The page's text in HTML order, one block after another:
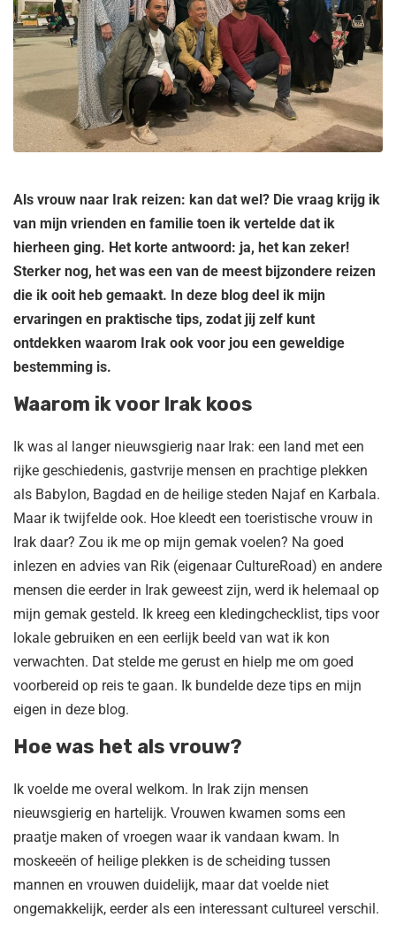
Als vrouw naar Irak reizen: kan dat wel? Die vraag krijg ik
van mijn vrienden en familie toen ik vertelde dat ik
hierheen ging. Het korte antwoord: ja, het kan zeker!
Sterker nog, het was een van de meest bijzondere reizen
die ik ooit heb gemaakt. In deze blog deel ik mijn
ervaringen en praktische tips, zodat jij zelf kunt
ontdekken waarom Irak ook voor jou een geweldige
bestemming is.
Waarom ik voor Irak koos
Ik was al langer nieuwsgierig naar Irak: een land met een
rijke geschiedenis, gastvrije mensen en prachtige plekken
als Babylon, Bagdad en de heilige steden Najaf en Karbala.
Maar ik twijfelde ook. Hoe kleedt een toeristische vrouw in
Irak daar? Zou ik me op mijn gemak voelen? Na goed
inlezen en advies van Rik (eigenaar CultureRoad) en andere
mensen die eerder in Irak geweest zijn, werd ik helemaal op
mijn gemak gesteld. Ik kreeg een kledingchecklist, tips voor
lokale gebruiken en een eerlijk beeld van wat ik kon
verwachten. Dat stelde me gerust en hielp me om goed
voorbereid op reis te gaan. Ik bundelde deze tips en mijn
eigen in deze blog.
Hoe was het als vrouw?
Ik voelde me overal welkom. In Irak zijn mensen
nieuwsgierig en hartelijk. Vrouwen kwamen soms een
praatje maken of vroegen waar ik vandaan kwam. In
moskeeën of heilige plekken is de scheiding tussen
mannen en vrouwen duidelijk, maar dat voelde niet
ongemakkelijk, eerder als een interessant cultureel verschil.